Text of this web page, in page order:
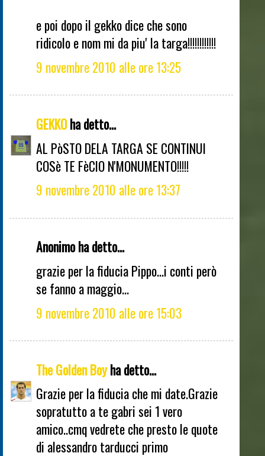
e poi dopo il gekko dice che sono
ridicolo e nom mi da piu' la targa!!!!!!!!!!!!
9 novembre 2010 alle ore 13:25
GEKKOha detto...
AL PòSTO DELA TARGA SE CONTINUI
COSè TE FèCIO N'MONUMENTO!!!!!
9 novembre 2010 alle ore 13:37
Anonimo ha detto...
grazie per la fiducia Pippo...i conti però
se fanno a maggio...
9 novembre 2010 alle ore 15:03
The Golden Boyha detto...
Grazie per la fiducia che mi date.Grazie
sopratutto a te gabri sei 1 vero
amico..cmq vedrete che presto le quote
di alessandro tarducci primo